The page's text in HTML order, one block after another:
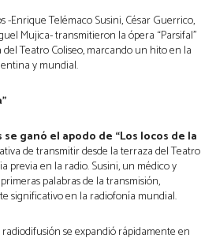
-Enrique Telémaco Susini, César Guerrico,
Mujica- transmitieron la ópera “Parsifal”
Teatro Coliseo, marcando un hito en la
y mundial.
ganó el apodo de “Los locos de la
de transmitir desde la terraza del Teatro
previa en la radio. Susini, un médico y
palabras de la transmisión,
significativo en la radiofonía mundial.
se expandió rápidamente en